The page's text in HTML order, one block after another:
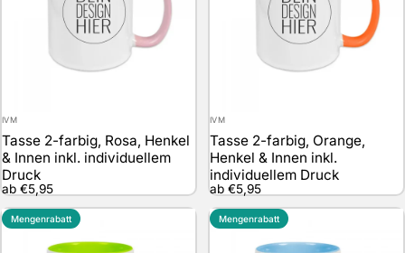
Anbieter:
IVM
Tasse 2-farbig, Rosa, Henkel
& Innen inkl. individuellem
Druck
ab €5,95
Anbieter:
IVM
Tasse 2-farbig, Orange,
Henkel & Innen inkl.
individuellem Druck
ab €5,95
Mengenrabatt Mengenrabatt